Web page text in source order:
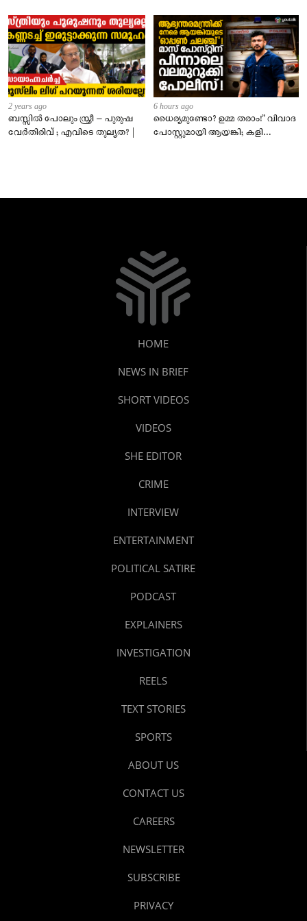
2 years ago
ബസ്സിൽ പോലും സ്ത്രീ – പുരുഷ
വേർതിരിവ് ; എവിടെ തുല്യത? |
6 hours ago
ധൈര്യമുണ്ടോ? ഉമ്മ തരാം!” വിവാദ
പോസ്റ്റുമായി ആയങ്കി; കളി
HOME
NEWS IN BRIEF
SHORT VIDEOS
VIDEOS
SHE EDITOR
CRIME
INTERVIEW
ENTERTAINMENT
POLITICAL SATIRE
PODCAST
EXPLAINERS
INVESTIGATION
REELS
TEXT STORIES
SPORTS
ABOUT US
CONTACT US
CAREERS
NEWSLETTER
SUBSCRIBE
PRIVACY